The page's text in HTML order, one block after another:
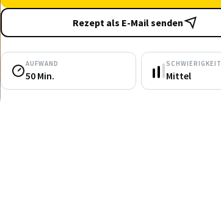
Rezept als E-Mail senden
AUFWAND
50 Min.
SCHWIERIGKEIT
Mittel